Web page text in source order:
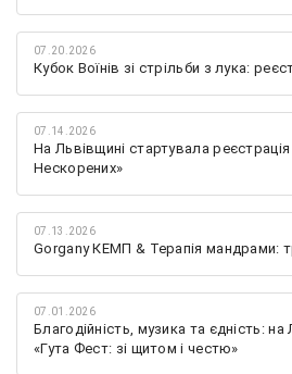
07.20.2026
Кубок Воїнів зі стрільби з лука:
07.14.2026
На Львівщині стартувала
Нескорених»
07.13.2026
Gorgany КЕМП & Терапія мандрами:
07.01.2026
Благодійність, музика та єдність: на
«Гута Фест: зі щитом і честю»